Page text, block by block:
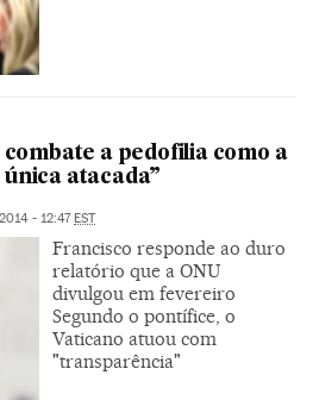
combate a pedofilia como a
atacada”
- 12:47EST
Francisco responde ao duro
relatório que a ONU
divulgou em fevereiro
Segundo o pontífice, o
Vaticano atuou com
"transparência"